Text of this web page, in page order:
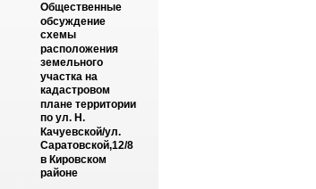
Общественные
обсуждение
схемы
расположения
земельного
участка на
кадастровом
плане территории
по ул. Н.
Качуевской/ул.
Саратовской,12/8
в Кировском
районе